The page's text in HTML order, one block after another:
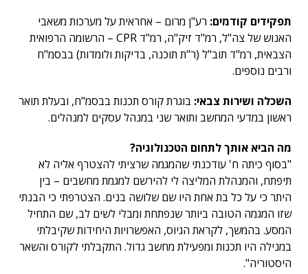
תפקידים קודמים: רע"ן מרום – אחראית על מערכות משאבי
האנוש של צה"ל, רמ"ד זיק"ה, רמ"ד CPR – הרשומה הרפואית
הצבאית, רמ"ד תוב"ל (ר"ת תוכנה, בדיקות ולומדות) בבסמ"ח
ורבים נוספים.
השכלה ושירות צבאי: בוגרת קורס תכנות בבסמ"ח, ובעלת תואר
ראשון במדעי המחשב ותואר שני במנהל עסקים למנהלים.
מה הביא אותך לתחום הטכנולוגיה?
"בסוף כיתה ח' עודכנתי שהמגמה שרציתי להצטרף אליה לא
תיפתח, והמנהלת המליצה לי להירשם למגמת מחשבים – בין
היתר כי על כל בת אחת היו שם שלושה בנים. הצטרפתי כי הבנתי
שזו המגמה הטובה ביותר שנפתחת ומבלי לשים לב, שם התחיל
המסע. בהמשך, לקראת הגיוס, האפשרויות היחידות שקיבלתי
במנילה היו תכנות ומפעילת מחשב גדול. התקבלתי לקורס והשאר
היסטוריה".